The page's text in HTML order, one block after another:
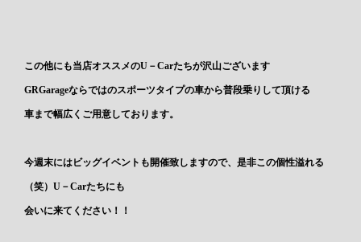
この他にも当店オススメのU－Carたちが沢山ございます
GRGarageならではのスポーツタイプの車から普段乗りして頂ける
車まで幅広くご用意しております。
今週末にはビッグイベント も開催致しますので、是非この個性溢れる
（笑）U－Carたちにも
会いに来てください！！